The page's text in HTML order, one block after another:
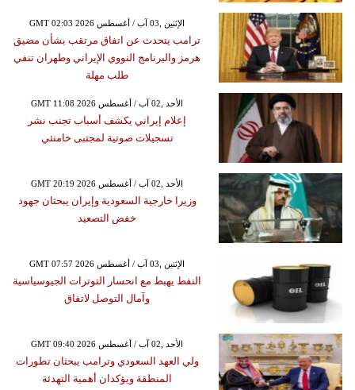
GMT 02:03 2026 الإثنين ,03 آب / أغسطس
ترامب يتحدث عن اتفاق مرتقب بشأن مضيق
هرمز والبرنامج النووي الإيراني وطهران تنفي
طلب مهلة
GMT 11:08 2026 الأحد ,02 آب / أغسطس
إعلام إيراني يكشف أسباب تجنب نشر
تسجيلات صوتية لمجتبى خامنئي
GMT 20:19 2026 الأحد ,02 آب / أغسطس
وزيرا خارجية السعودية وإيران يبحثان جهود
خفض التصعيد
GMT 07:57 2026 الإثنين ,03 آب / أغسطس
النفط يهبط مع انحسار التوترات الجيوسياسية
وآمال التوصل لاتفاق
GMT 09:40 2026 الأحد ,02 آب / أغسطس
ولي العهد السعودي وترامب يبحثان تطورات
المنطقة ويؤكدان أهمية التهدئة